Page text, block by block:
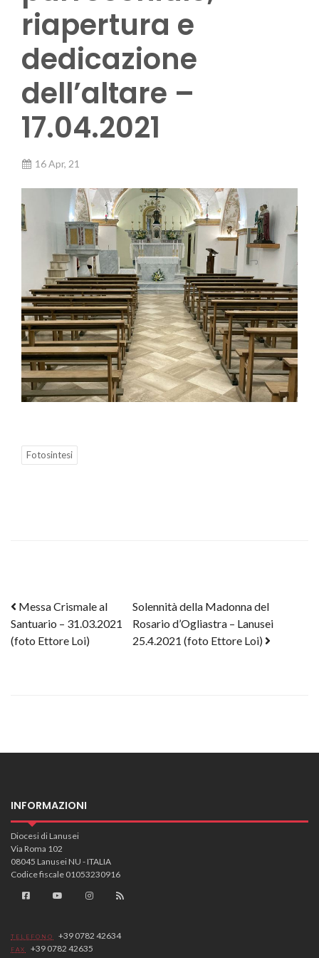
riapertura e
dedicazione
dell’altare –
17.04.2021
16 Apr, 21
Fotosintesi
Post navigation
Messa Crismale al
Santuario – 31.03.2021
(foto Ettore Loi)
Solennità della Madonna del
Rosario d’Ogliastra – Lanusei
25.4.2021 (foto Ettore Loi)
INFORMAZIONI
Diocesi di Lanusei
Via Roma 102
08045 Lanusei NU - ITALIA
Codice fiscale 01053230916
TELEFONO +39 0782 42634
FAX
+39 0782 42635